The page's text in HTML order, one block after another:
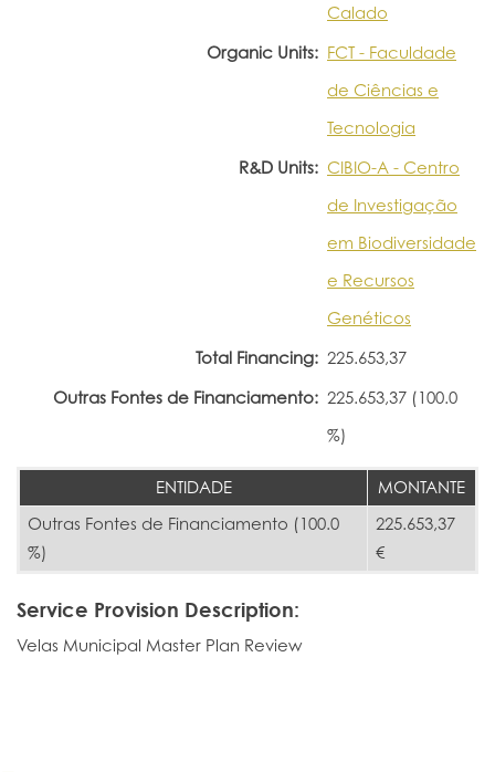
Calado
Organic Units: FCT - Faculdade
de Ciências e
Tecnologia
R&D Units: CIBIO-A - Centro
de Investigação
em Biodiversidade
e Recursos
Genéticos
Total Financing: 225.653,37
Outras Fontes de Financiamento: 225.653,37 (100.0
%)
ENTIDADE
MONTANTE
Outras Fontes de Financiamento (100.0
%)
225.653,37
€
Service Provision Description:
Velas Municipal Master Plan Review